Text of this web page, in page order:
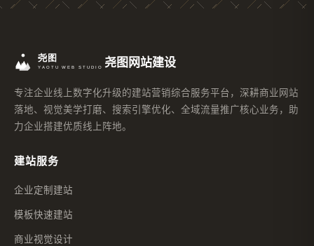
尧图网站建设
专注企业线上数字化升级的建站营销综合服务平台，深耕商业网站
落地、视觉美学打磨、搜索引擎优化、全域流量推广核心业务，助
力企业搭建优质线上阵地。
建站服务
企业定制建站
模板快速建站
商业视觉设计